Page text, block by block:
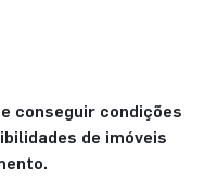
conseguir condições
de imóveis